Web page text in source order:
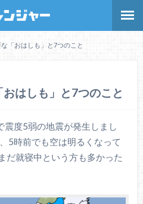
「おはしも」と7つのこと
はしも」と7つのこと
度5弱の地震が発生しまし
5時前でも空は明るくなって
だ就寝中という方も多かった